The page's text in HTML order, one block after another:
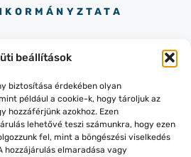
beállítások
biztosítása érdekében olyan
például a cookie-k, hogy tároljuk az
hozzáférjünk azokhoz. Ezen
lehetővé teszi számunkra, hogy ezen
fel, mint a böngészési viselkedés
hozzájárulás elmaradása vagy
87/436-151
KOSSUTH
UTCA 145.